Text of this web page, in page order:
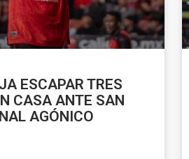
ESCAPAR TRES
CASA ANTE SAN
AGÓNICO